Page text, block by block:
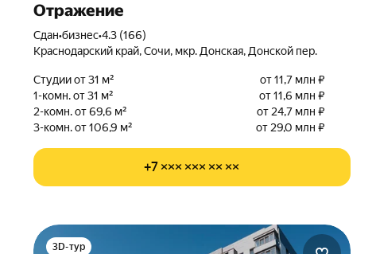
Отражение
Сдан•бизнес•4.3 (166)
Краснодарский край, Сочи, мкр. Донская, Донской пер.
Студии от 31 м²
от 11,7 млн ₽
1-комн. от 31 м²
от 11,6 млн ₽
2-комн. от 69,6 м²
от 24,7 млн ₽
3-комн. от 106,9 м²
от 29,0 млн ₽
+7 ××× ××× ×× ××
3D-тур